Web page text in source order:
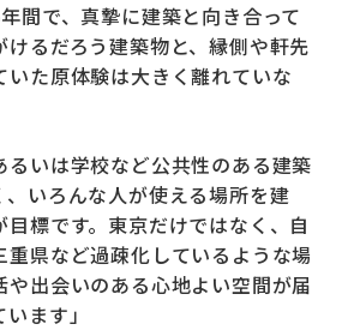
間で、真摯に建築と向き合って
けるだろう建築物と、縁側や軒先
いた原体験は大きく離れていな
るいは学校など公共性のある建築
、いろんな人が使える場所を建
標です。東京だけではなく、自
県など過疎化しているような場
出会いのある心地よい空間が届
ます」